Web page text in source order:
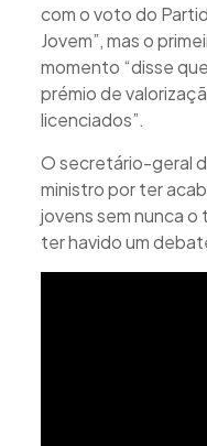
com o voto do
Jovem”, mas o
momento “disse
prémio de
licenciados”.
O secretário-geral
ministro por ter
jovens sem nunca
ter havido um